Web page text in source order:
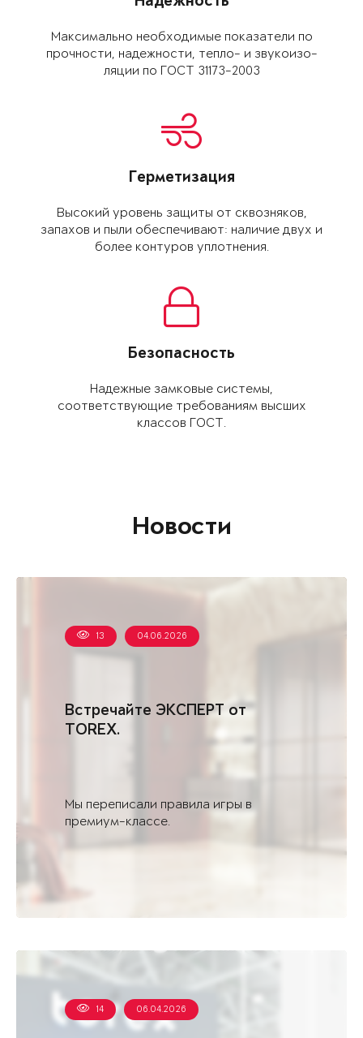
Максимально необхо­димые показатели по
прочности, надежно­сти, тепло- и звукоизо­
ляции по ГОСТ 31173-2003
Герметизация
Высокий уровень защиты от сквозняков,
запахов и пыли обеспе­чивают: наличие двух и
более контуров уплот­нения.
Безопасность
Надежные замковые системы,
соответствующие требованиям высших
классов ГОСТ.
Новости
Встречайте ЭКСПЕРТ от
TOREX.
13 04.06.2026
Мы переписали правила игры в
премиум-классе.
14 06.04.2026